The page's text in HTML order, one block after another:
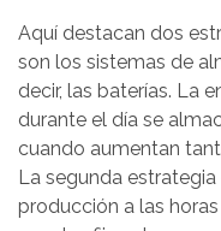
Aquí destacan dos
son los sistemas de
decir, las baterías. La
durante el día se
cuando aumentan
La segunda
producción a las